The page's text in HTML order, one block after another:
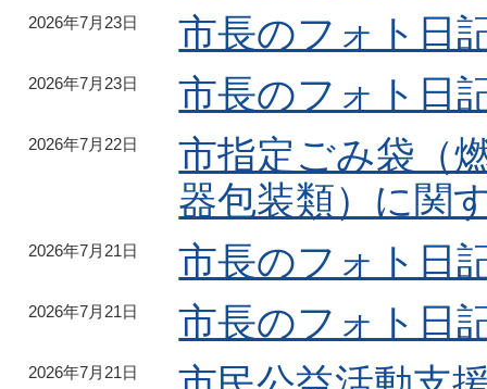
2026年7月23日 市長のフォト日
2026年7月23日 市長のフォト日
2026年7月22日
市指定ごみ袋（
器包装類）に関
2026年7月21日 市長のフォト日
2026年7月21日 市長のフォト日
2026年7月21日